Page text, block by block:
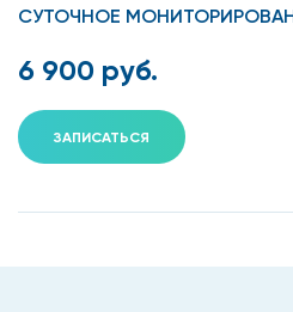
кардиологи вовремя получают
ситуациях, которые угрожают
оптимальное лечение. Цены на
мониторирование АД в Москве
в большинстве клиник города.
СУТОЧНОЕ
6 900 руб.
ЗАПИСАТЬСЯ